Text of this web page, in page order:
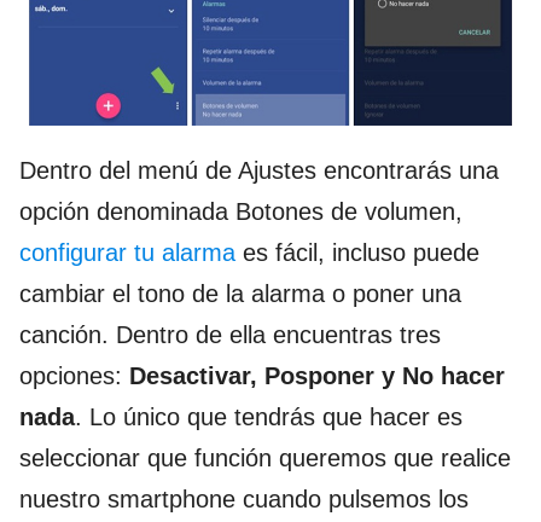
Dentro del menú de Ajustes encontrarás una
opción denominada Botones de volumen,
configurar tu alarma es fácil, incluso puede
cambiar el tono de la alarma o poner una
canción. Dentro de ella encuentras tres
opciones: Desactivar, Posponer y No hacer
nada. Lo único que tendrás que hacer es
seleccionar que función queremos que realice
nuestro smartphone cuando pulsemos los